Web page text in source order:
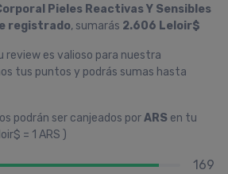
Pieles Reactivas Y Sensibles
registrado, sumarás 2.606 Leloir$
review es valioso para nuestra
tus puntos y podrás sumas hasta
podrán ser canjeados porARS en tu
= 1 ARS )
169